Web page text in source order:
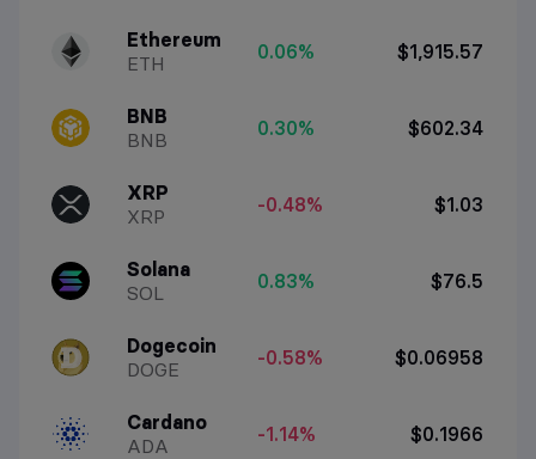
Ethereum
ETH
0.06% $1,915.57
BNB
BNB
0.30% $602.34
XRP
XRP
-0.48% $1.03
Solana
SOL
0.83% $76.5
Dogecoin
DOGE
-0.58% $0.06958
Cardano
ADA
-1.14% $0.1966